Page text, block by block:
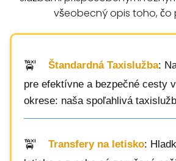
všeobecný opis toho, čo
Štandardná Taxislužba:
pre efektívne a bezpečné cesty
okrese: naša spoľahlivá
Transfery na letisko: